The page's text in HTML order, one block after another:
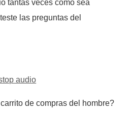
tantas veces como sea
las preguntas del
audio
de compras del hombre?